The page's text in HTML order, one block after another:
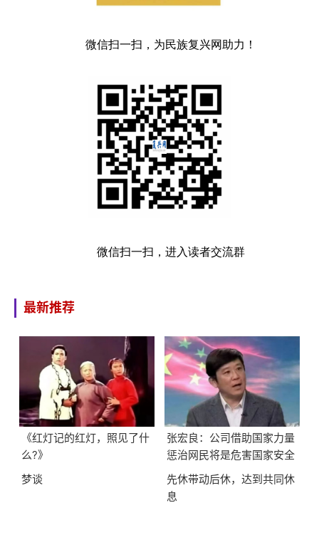
微信扫一扫，为民族复兴网助力！
微信扫一扫，进入读者交流群
最新推荐
《红灯记的红灯，照见了什
么?》
张宏良：公司借助国家力量
惩治网民将是危害国家安全
的最大隐患
梦谈
先休带动后休，达到共同休
息